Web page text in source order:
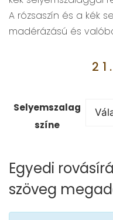
A rózsaszín és a kék
madérázású és
Selyemszalag
színe
Egyedi
szöveg